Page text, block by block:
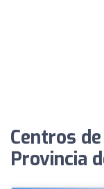
Centros
Provincia